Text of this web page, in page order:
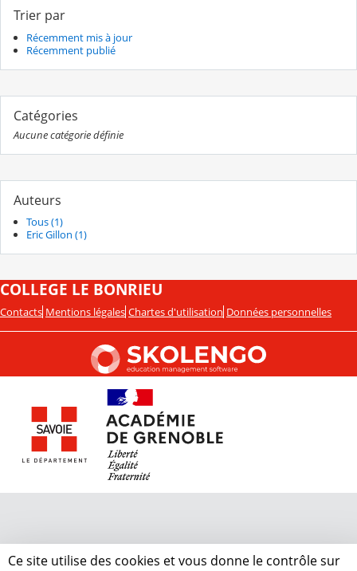
Trier par
Récemment mis à jour
Récemment publié
Catégories
Aucune catégorie définie
Auteurs
Tous (1)
Eric Gillon (1)
COLLEGE LE BONRIEU
Contacts Mentions légales Chartes d'utilisation Données personnelles
Ce site utilise des cookies et vous donne le contrôle sur